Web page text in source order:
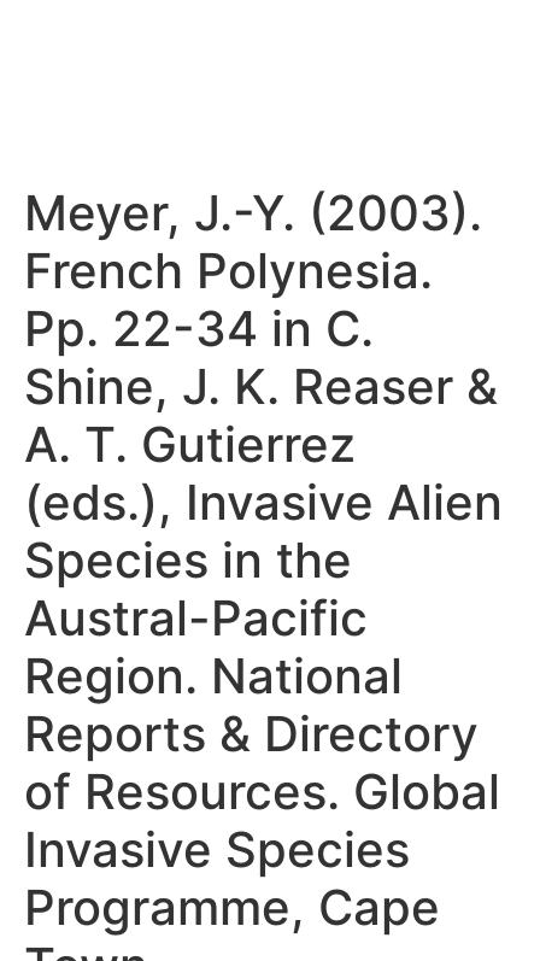
Meyer, J.-Y. (2003).
French Polynesia.
Pp. 22-34 in C.
Shine, J. K. Reaser &
A. T. Gutierrez
(eds.), Invasive Alien
Species in the
Austral-Pacific
Region. National
Reports & Directory
of Resources. Global
Invasive Species
Programme, Cape